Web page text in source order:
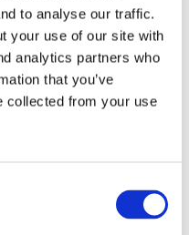
to analyse our traffic.
your use of our site with
analytics partners who
that you’ve
collected from your use
i “REACH-
ordinær pris.
betaler full
en rabatt på 10
ikke inneholder
som ikke
vil produktet